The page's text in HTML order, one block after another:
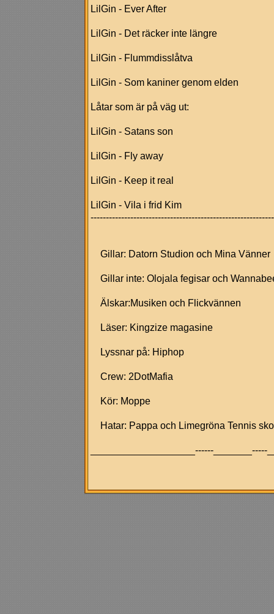
LilGin - Ever After
LilGin - Det räcker inte längre
LilGin - Flummdisslåtva
LilGin - Som kaniner genom elden
Låtar som är på väg ut:
LilGin - Satans son
LilGin - Fly away
LilGin - Keep it real
LilGin - Vila i frid Kim
Gillar: Datorn Studion och Mina Vänner
Gillar inte: Olojala fegisar och
Älskar:Musiken och Flickvännen
Läser: Kingzize magasine
Lyssnar på: Hiphop
Crew: 2DotMafia
Kör: Moppe
Hatar: Pappa och Limegröna Tennis
___________________------_______-----